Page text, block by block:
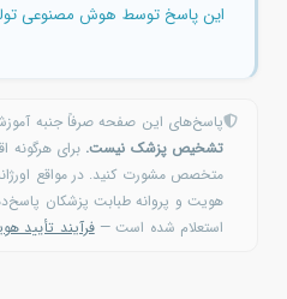
این پاسخ توسط هوش مصنوعی
پاسخ‌های این صفحه صرفاً جنبه
تشخیص پزشک نیست. برای هرگونه
متخصص مشورت کنید. در مواقع
هویت و پروانه طبابت پزشکان
استعلام شده است —فرآیند تأیید